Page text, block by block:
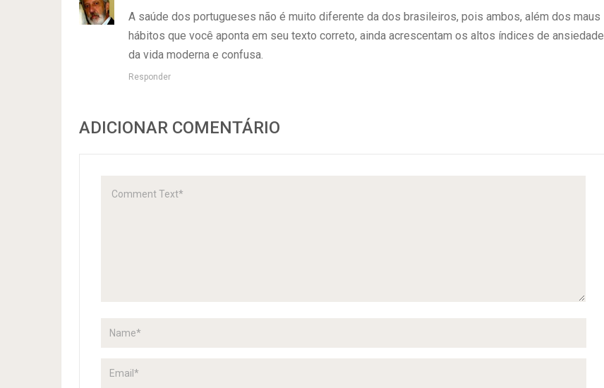
A saúde dos portugueses não é muito diferente da dos brasileiros, pois ambos, além dos maus
hábitos que você aponta em seu texto correto, ainda acrescentam os altos índices de ansiedade
da vida moderna e confusa.
Responder
ADICIONAR COMENTÁRIO